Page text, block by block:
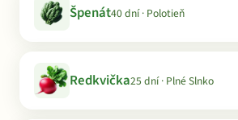
Špenát40 dní · Polotieň
Redkvička25 dní · Plné Slnko